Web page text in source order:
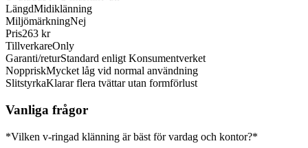
LängdMidiklänning
MiljömärkningNej
Pris263 kr
TillverkareOnly
Garanti/returStandard enligt Konsumentverket
NoppriskMycket låg vid normal användning
SlitstyrkaKlarar flera tvättar utan formförlust
Vanliga frågor
*Vilken v-ringad klänning är bäst för vardag och kontor?*